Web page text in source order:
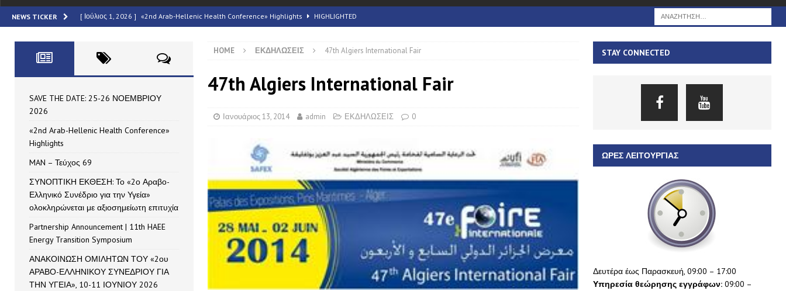
NEWS TICKER [ Ιούλιος 1, 2026 ] «2nd Arab-Hellenic Health Conference» Highlights HIGHLIGHTED
[ Ιούνιος 16, 2026 ] ΣΥΝΟΠΤΙΚΗ ΕΚΘΕΣΗ: Το «2ο Αραβο-Ελληνικό Συνέδριο για την Υγεία» ολοκληρώνεται με αξιοσημείωτη επιτυχία
HIGHLIGHTED
[ Μάιος 7, 2026 ] Partnership Announcement | 11th HAEE Energy Transition Symposium
SAVE THE DATE: 25-26 ΝΟΕΜΒΡΙΟΥ 2026 FORUMS
HOME ΕΚΔΗΛΩΣΕΙΣ 47th Algiers International Fair
47th Algiers International Fair
Ιανουάριος 13, 2014 admin ΕΚΔΗΛΩΣΕΙΣ 0
SAVE THE DATE: 25-26 ΝΟΕΜΒΡΙΟΥ
2026
«2nd Arab-Hellenic Health Conference»
Highlights
MAN – Τεύχος 69
ΣΥΝΟΠΤΙΚΗ ΕΚΘΕΣΗ: Το «2ο Αραβο-
Ελληνικό Συνέδριο για την Υγεία»
ολοκληρώνεται με αξιοσημείωτη επιτυχία
Partnership Announcement | 11th HAEE
Energy Transition Symposium
ΑΝΑΚΟΙΝΩΣΗ ΟΜΙΛΗΤΩΝ ΤΟΥ «2ου
ΑΡΑΒΟ-ΕΛΛΗΝΙΚΟΥ ΣΥΝΕΔΡΙΟΥ ΓΙΑ
ΤΗΝ ΥΓΕΙΑ», 10-11 ΙΟΥΝΙΟΥ 2026
STAY CONNECTED
ΏΡΕΣ ΛΕΙΤΟΥΡΓΊΑΣ
Δευτέρα έως Παρασκευή, 09:00 – 17:00
Υπηρεσία θεώρησης εγγράφων:09:00 –